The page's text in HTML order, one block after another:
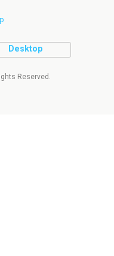
Desktop
Reserved.